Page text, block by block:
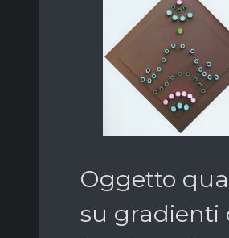
Oggetto
su gradienti